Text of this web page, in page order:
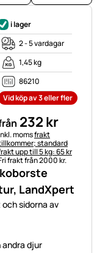
LandXpert
sidorna av
andra djur
i lager
2 - 5 vardagar
1,45 kg
86210
Vid köp av 3 eller fler
232 kr
momsfrakt
standard
upp till 5 kg: 65 kr
frakt från 2000 kr.